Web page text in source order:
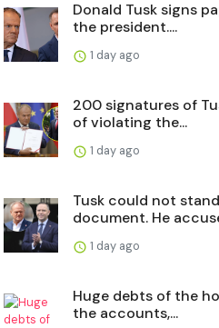
Donald Tusk signs
the president....
1 day ago
200 signatures of
of violating the...
1 day ago
Tusk could not
document. He
1 day ago
Huge debts of the
the accounts,...